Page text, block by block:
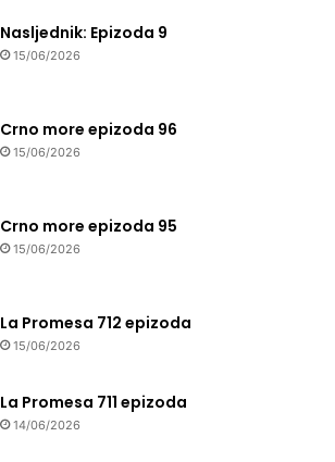
Nasljednik: Epizoda 9
15/06/2026
Crno more epizoda 96
15/06/2026
Crno more epizoda 95
15/06/2026
La Promesa 712 epizoda
15/06/2026
La Promesa 711 epizoda
14/06/2026